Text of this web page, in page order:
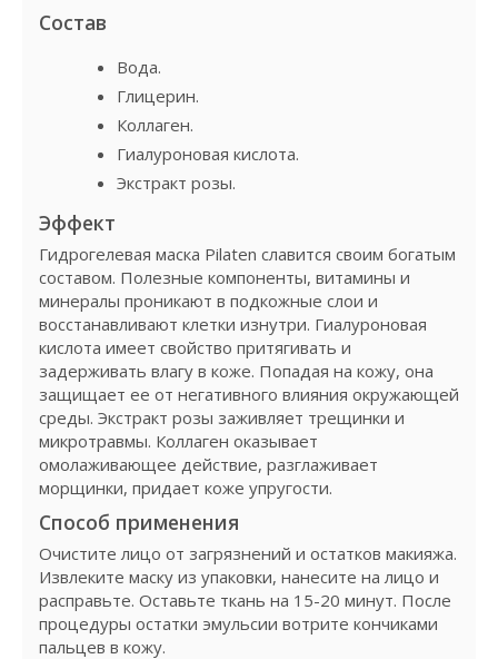
Состав
Вода.
Глицерин.
Коллаген.
Гиалуроновая кислота.
Экстракт розы.
Эффект
Гидрогелевая маска Pilaten славится своим богатым
составом. Полезные компоненты, витамины и
минералы проникают в подкожные слои и
восстанавливают клетки изнутри. Гиалуроновая
кислота имеет свойство притягивать и
задерживать влагу в коже. Попадая на кожу, она
защищает ее от негативного влияния окружающей
среды. Экстракт розы заживляет трещинки и
микротравмы. Коллаген оказывает
омолаживающее действие, разглаживает
морщинки, придает коже упругости.
Способ применения
Очистите лицо от загрязнений и остатков макияжа.
Извлеките маску из упаковки, нанесите на лицо и
расправьте. Оставьте ткань на 15-20 минут. После
процедуры остатки эмульсии вотрите кончиками
пальцев в кожу.